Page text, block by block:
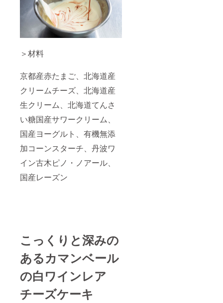
＞材料
京都産赤たまご、北海道産
クリームチーズ、北海道産
生クリーム、北海道てんさ
い糖国産サワークリーム、
国産ヨーグルト、有機無添
加コーンスターチ、丹波ワ
イン古木ピノ・ノアール、
国産レーズン
こっくりと深みの
あるカマンベール
の白ワインレア
チーズケーキ